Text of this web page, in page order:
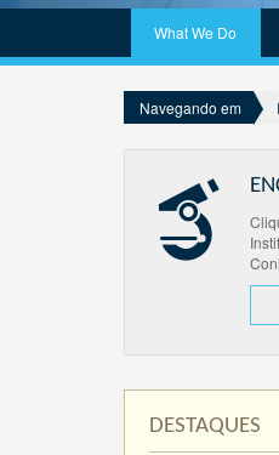
What We Do
Navegando em
DESTAQUES